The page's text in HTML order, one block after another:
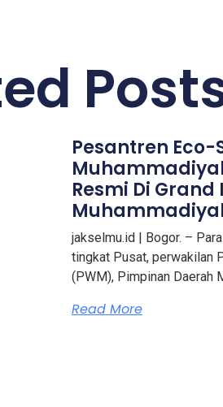
Pesantren Eco-
Resmi Di Grand
jakselmu.id | Bogor. –
tingkat Pusat, perwakilan
(PWM), Pimpinan Daerah
Read More